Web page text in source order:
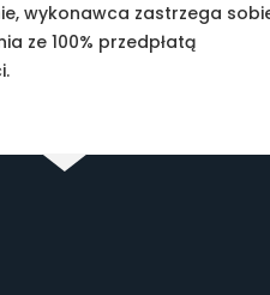
wykonawca zastrzega
ze 100% przedpłatą